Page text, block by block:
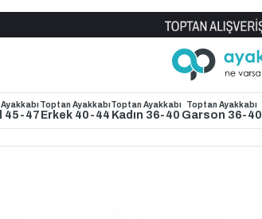
45-47
Toptan Ayakkabı
Erkek 40-44
Toptan Ayakkabı
Kadın 36-40
Toptan Ayakkabı
Garson 36-40